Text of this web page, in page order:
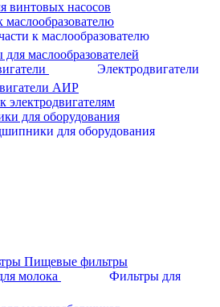
винтовых насосов
к маслообразователю
маслообразователей
Электродвигатели
АИР
электродвигателям
для оборудования
Пищевые фильтры
Фильтры для